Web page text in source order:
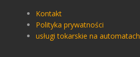
Kontakt
Polityka prywatności
usługi tokarskie na automatach